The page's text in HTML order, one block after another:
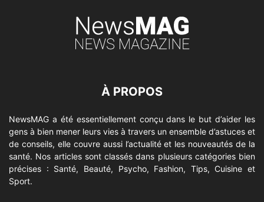
À PROPOS
NewsMAG a été essentiellement conçu dans le but d’aider les
gens à bien mener leurs vies à travers un ensemble d’astuces et
de conseils, elle couvre aussi l’actualité et les nouveautés de la
santé. Nos articles sont classés dans plusieurs catégories bien
précises : Santé, Beauté, Psycho, Fashion, Tips, Cuisine et
Sport.